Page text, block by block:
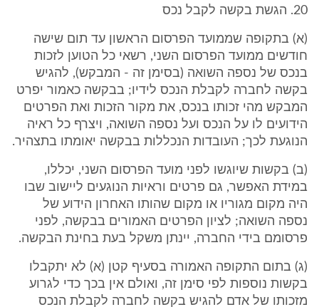
20. הגשת בקשה לקבל נכס
(א) בתקופה שממועד הפרסום הראשון עד תום שישה
חודשים ממועד הפרסום השני, רשאי כל הטוען לזכות
בנכס של נספה השואה (בסימן זה - המבקש), להגיש
בקשה לחברה לקבלת הנכס לידיו; בבקשה כאמור יפרט
המבקש מהי זכותו בנכס, את מקור הזכות ואת הפרטים
הידועים לו על הנכס ועל נספה השואה, ויצרף כל ראיה
הנוגעת לכך; העובדות הנכללות בבקשה יאומתו בתצהיר.
(ב) בקשות שיוגשו לפני מועד הפרסום השני, יכללו,
במידת האפשר, גם פרטים וראיות הנוגעים ליישוב שבו
היה מקום מגוריו או מקום שהותו האחרון הידוע של
נספה השואה; לציון הפרטים האמורים בבקשה, לפני
פרסומם בידי החברה, יינתן משקל בעת בחינת הבקשה.
(ג) בתום התקופה האמורה בסעיף קטן (א) לא יתקבלו
בקשות נוספות לפי סימן זה, ואולם אין בכך כדי לגרוע
מזכותו של אדם להגיש בקשה לחברה לקבלת הנכס